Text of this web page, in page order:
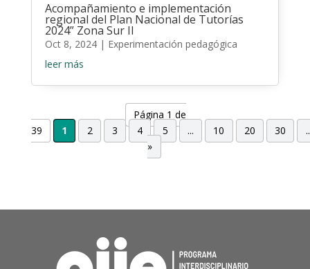
Acompañamiento e implementación
regional del Plan Nacional de Tutorías
2024” Zona Sur II
Oct 8, 2024| Experimentación pedagógica
leer más
Página 1 de
39
1 2 3 4 5 ... 10 20 30
»